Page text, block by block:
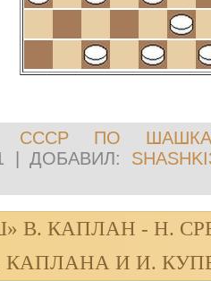
СССР ПО
|ДОБАВИЛ:
В. КАПЛАН - Н.
КАПЛАНА И И.